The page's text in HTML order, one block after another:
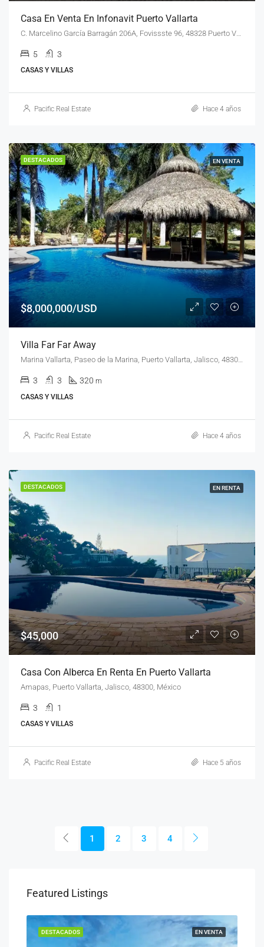
Casa En Venta En Infonavit Puerto Vallarta
5 3
CASAS Y VILLAS
Pacific Real Estate Hace 4 años
DESTACADOS EN VENTA
$8,000,000/USD
Villa Far Far Away
Marina Vallarta, Paseo de la Marina, Puerto Vallarta, Jalisco, 48300, México
3 3 320 m
CASAS Y VILLAS
Pacific Real Estate Hace 4 años
DESTACADOS EN RENTA
$45,000
Casa Con Alberca En Renta En Puerto Vallarta
Amapas, Puerto Vallarta, Jalisco, 48300, México
3 1
CASAS Y VILLAS
Pacific Real Estate Hace 5 años
1 2 3 4
Featured Listings
EN VENTA
DESTACADOS